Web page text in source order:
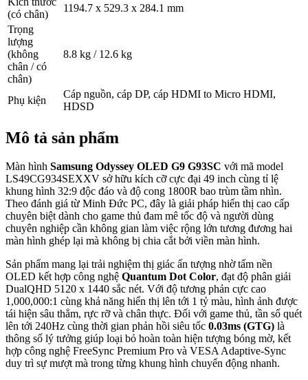
(có chân)
1194.7 x 529.3 x 284.1 mm
Trọng
lượng
(không
chân / có
chân)
8.8 kg / 12.6 kg
Phụ kiện
Cáp nguồn, cáp DP, cáp HDMI to Micro HDMI,
HDSD
Mô tả sản phẩm
Màn hình Samsung Odyssey OLED G9 G93SC với mã model
LS49CG934SEXXV sở hữu kích cỡ cực đại 49 inch cùng tỉ lệ
khung hình 32:9 độc đáo và độ cong 1800R bao trùm tầm nhìn.
Theo đánh giá từ Minh Đức PC, đây là giải pháp hiển thị cao cấp
chuyên biệt dành cho game thủ đam mê tốc độ và người dùng
chuyên nghiệp cần không gian làm việc rộng lớn tương đương hai
màn hình ghép lại mà không bị chia cắt bởi viền màn hình.
Sản phẩm mang lại trải nghiệm thị giác ấn tượng nhờ tấm nền
OLED kết hợp công nghệ Quantum Dot Color, đạt độ phân giải
DualQHD 5120 x 1440 sắc nét. Với độ tương phản cực cao
1,000,000:1 cùng khả năng hiển thị lên tới 1 tỷ màu, hình ảnh được
tái hiện sâu thẳm, rực rỡ và chân thực. Đối với game thủ, tần số quét
lên tới 240Hz cùng thời gian phản hồi siêu tốc 0.03ms (GTG) là
thông số lý tưởng giúp loại bỏ hoàn toàn hiện tượng bóng mờ, kết
hợp công nghệ FreeSync Premium Pro và VESA Adaptive-Sync
duy trì sự mượt mà trong từng khung hình chuyển động nhanh.